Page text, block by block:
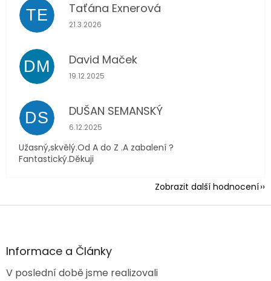
TE Taťána Exnerová
Hodnocení obchodu je 5 z 5 hvězdiček.
21.3.2026
DM David Maček
Hodnocení obchodu je 5 z 5 hvězdiček.
19.12.2025
DS DUŠAN SEMANSKÝ
Hodnocení obchodu je 5 z 5 hvězdiček.
6.12.2025
Užasný,skvělý.Od A do Z .A zabalení ?
Fantastický.Děkuji
Zobrazit další hodnocení
Z
aInformace a Články
V poslední době jsme realizovali